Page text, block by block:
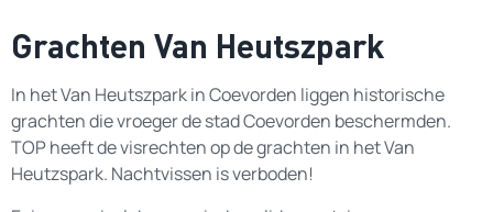
Grachten Van Heutszpark
In het Van Heutszpark in Coevorden liggen historische
grachten die vroeger de stad Coevorden beschermden.
TOP heeft de visrechten op de grachten in het Van
Heutzspark. Nachtvissen is verboden!